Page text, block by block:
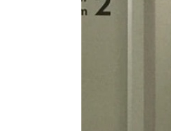
3. Ce chien